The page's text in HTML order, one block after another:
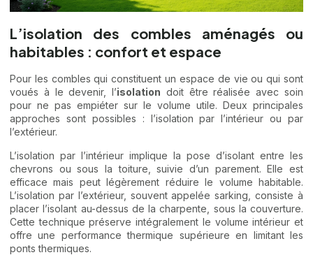
L’isolation des combles aménagés ou
habitables : confort et espace
Pour les combles qui constituent un espace de vie ou qui sont
voués à le devenir, l’isolation doit être réalisée avec soin
pour ne pas empiéter sur le volume utile. Deux principales
approches sont possibles : l’isolation par l’intérieur ou par
l’extérieur.
L’isolation par l’intérieur implique la pose d’isolant entre les
chevrons ou sous la toiture, suivie d’un parement. Elle est
efficace mais peut légèrement réduire le volume habitable.
L’isolation par l’extérieur, souvent appelée sarking, consiste à
placer l’isolant au-dessus de la charpente, sous la couverture.
Cette technique préserve intégralement le volume intérieur et
offre une performance thermique supérieure en limitant les
ponts thermiques.